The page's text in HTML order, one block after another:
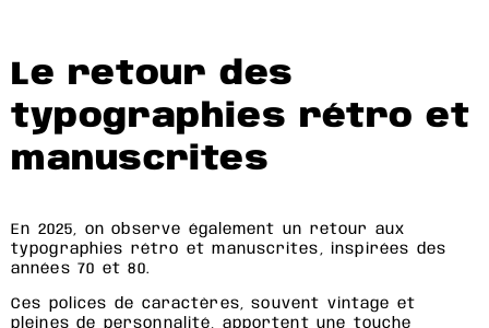
Le retour des
typographies rétro et
manuscrites
En 2025, on observe également un retour aux
typographies rétro et manuscrites, inspirées des
années 70 et 80.
Ces polices de caractères, souvent vintage et
pleines de personnalité, apportent une touche